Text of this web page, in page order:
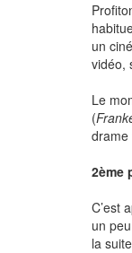
un
vidéo,
Le
(
drame
2ème
C’est
un
la